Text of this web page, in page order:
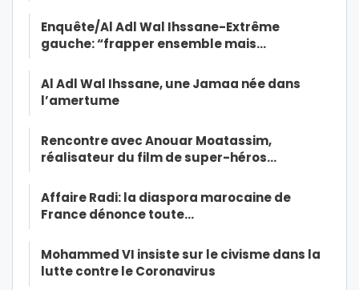
Enquête/Al Adl Wal Ihssane-Extrême
gauche: “frapper ensemble mais…
Al Adl Wal Ihssane, une Jamaa née dans
l’amertume
Rencontre avec Anouar Moatassim,
réalisateur du film de super-héros…
Affaire Radi: la diaspora marocaine de
France dénonce toute…
Mohammed VI insiste sur le civisme dans la
lutte contre le Coronavirus